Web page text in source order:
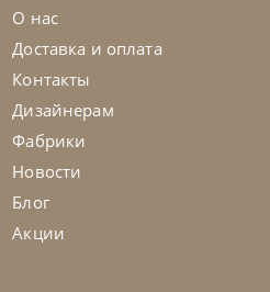
О нас
Доставка и оплата
Контакты
Дизайнерам
Фабрики
Новости
Блог
Акции